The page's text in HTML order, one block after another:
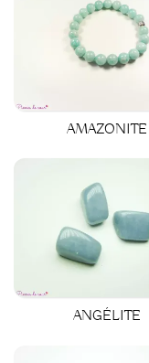
AMAZONITE
ANGÉLITE